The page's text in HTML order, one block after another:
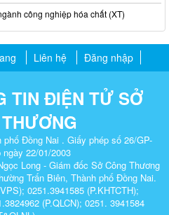
công nghiệp hóa chất (XT)
Liên hệ Đăng nhập
TIN ĐIỆN TỬ SỞ
Đồng Nai . Giấy phép số 26/GP-
ngày 22/01/2003
Long - Giám đốc Sở Công Thương
Trấn Biên, Thành phố Đồng Nai.
0251.3941585 (P.KHTCTH);
(P.QLCN); 0251. 3941584